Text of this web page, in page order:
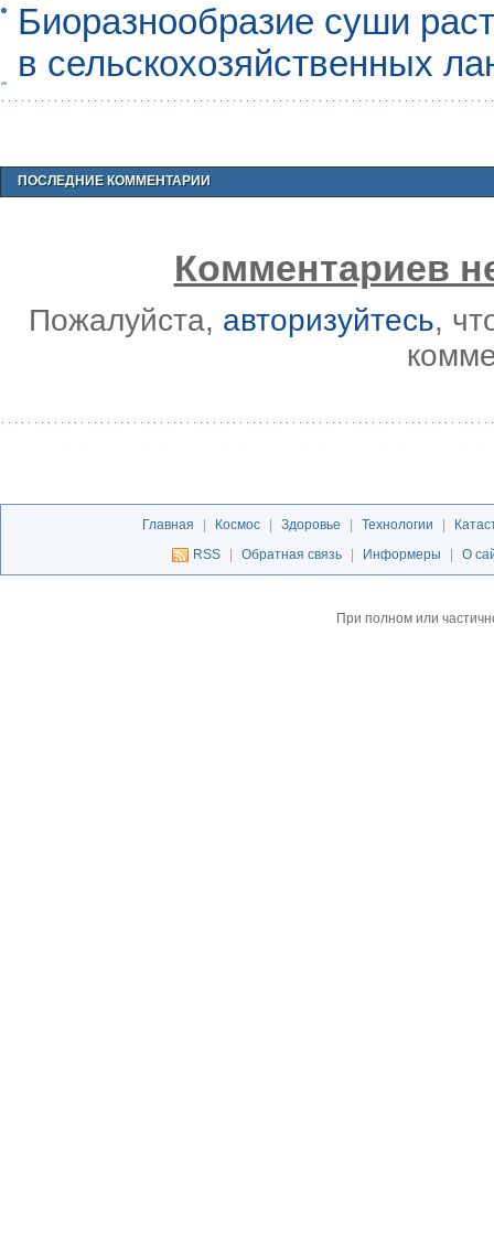
Биоразнообразие суши
в сельскохозяйственных
ПОСЛЕДНИЕ КОММЕНТАРИИ
Комментариев
Пожалуйста, авторизуйтесь,
Главная Космос Здоровье Технологии
RSS
Обратная связь Информеры О
При полном или